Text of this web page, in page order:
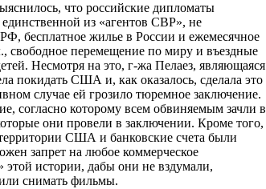
что российские дипломаты
из «агентов СВР», не
бесплатное жилье в России и ежемесячное
свободное перемещение по миру и въездные
Несмотря на это, г-жа Пелаез, являющаяся
покидать США и, как оказалось, сделала это
случае ей грозило тюремное заключение.
согласно которому всем обвиняемым зачли в
они провели в заключении. Кроме того,
США и банковские счета были
запрет на любое коммерческое
этой истории, дабы они не вздумали,
снимать фильмы.